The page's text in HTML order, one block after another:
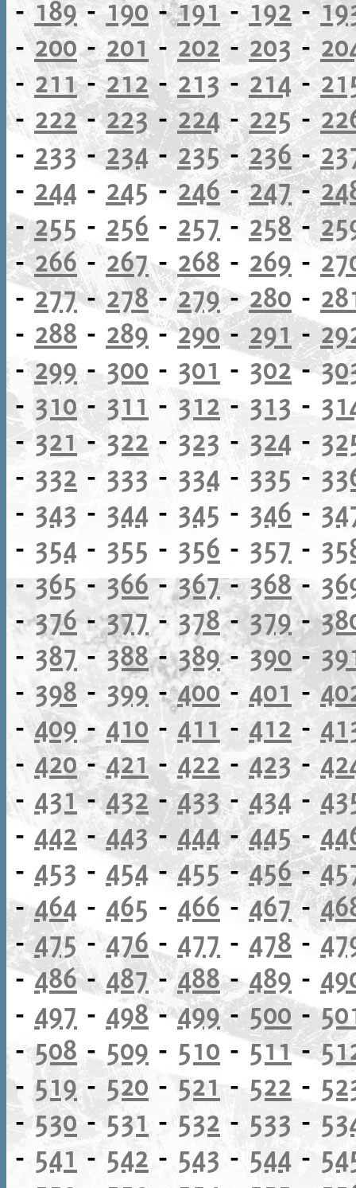
- 189- 190 -191- 192 -
-200-201 - 202 - 203 -
- 211-212-213- 214-
- 222-223-224- 225-
- 233 -234- 235-236-
- 244 - 245-246-247-
-255 - 256 - 257 - 258-
-266 - 267- 268 - 269 -
-277-278-279-280 -
- 288 - 289-290-291 -
-299 - 300 - 301 - 302-
-310-311 - 312- 313 -
-321 -322 - 323 - 324 -
- 332 - 333 - 334 - 335 -
- 343 - 344 - 345 - 346 -
- 354 - 355 - 356 - 357 -
-365-366-367-368-
-376-377-378-379-
- 387-388-389-390-
- 398 - 399-400- 401 -
-409 -410 - 411 - 412 -
- 420-421-422 - 423 -
- 431-432-433- 434-
- 442 -443- 444-445-
- 453 - 454-455-456-
-464 - 465 - 466- 467-
-475-476- 477 - 478 -
-486-487-488-489 -
- 497 - 498-499-500-
-508 - 509 - 510 -511-
- 519 -520 - 521- 522 -
- 530-531 - 532 - 533 -
- 541 - 542 - 543 - 544 -